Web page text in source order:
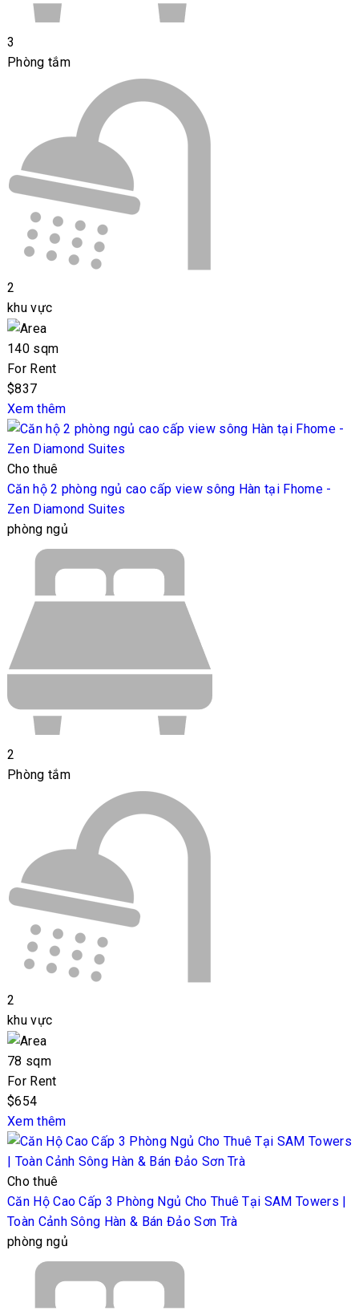
3
Phòng tắm
2
khu vực
140 sqm
For Rent
$837
Xem thêm
Cho thuê
Căn hộ 2 phòng ngủ cao cấp view sông Hàn tại Fhome -
Zen Diamond Suites
phòng ngủ
2
Phòng tắm
2
khu vực
78 sqm
For Rent
$654
Xem thêm
Cho thuê
Căn Hộ Cao Cấp 3 Phòng Ngủ Cho Thuê Tại SAM Towers |
Toàn Cảnh Sông Hàn & Bán Đảo Sơn Trà
phòng ngủ